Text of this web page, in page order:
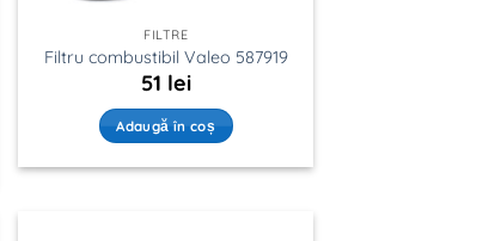
FILTRE
Filtru combustibil Valeo 587919
51 lei
Adaugă în coș